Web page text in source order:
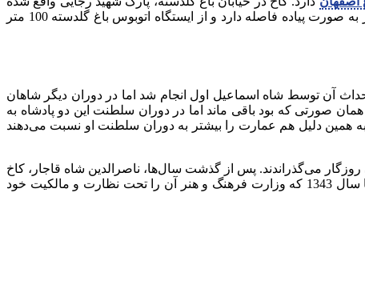
است که با استفاده از روش‌های مختلف می‌توان به آن دسترسی پیدا کرد. این کاخ و باغ زیبای آن با ایستگاه مترو امام حسین تنها 500 متر به صورت پیاده فاصله دارد و از ایستگاه اتوبوس باغ گلدسته 100 متر
که احداث آن توسط شاه اسماعیل اول انجام شد اما در دوران دیگر شاهان
که بود باقی ماند اما در دوران سلطنت این دو پادشاه به
همین دلیل هم عمارت را بیشتر به دوران سلطنت او نسبت می‌دهند
در طبقه اول آن روزگار می‌گذراندند. پس از گذشت سال‌ها، ناصرالدین شاه قاجار، کاخ
هشت بهشت اصفهان را به بانو افتخار الدوله واگذار کرد و به همین ترتیب به وارثان او منتقل شد و در هر دوره تغییراتی در آن ایجاد شد تا سال 1343 که وزارت فرهنگ و هنر آن را تحت نظارت و مالکیت خود